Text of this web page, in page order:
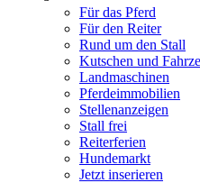
Für das Pferd
Für den Reiter
Rund um den Stall
Kutschen und
Landmaschinen
Pferdeimmobilien
Stellenanzeigen
Stall frei
Reiterferien
Hundemarkt
Jetzt inserieren